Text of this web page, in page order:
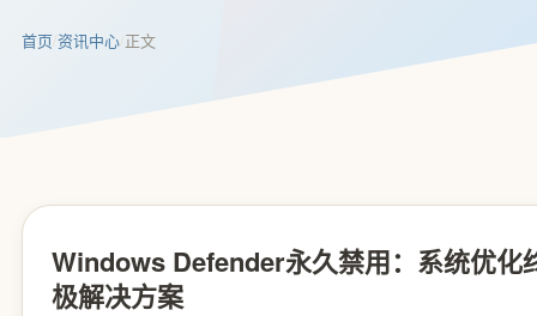
首页/资讯中心/正文
Windows Defender永久禁用：系统优化
极解决方案